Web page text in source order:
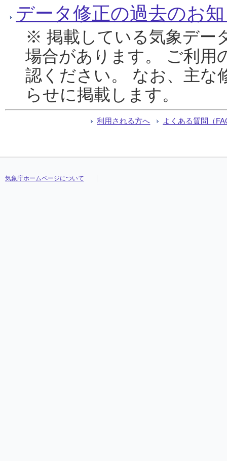
データ修正の過去のお
※ 掲載している気象デー
場合があります。 ご利用
認ください。 なお、主な
らせに掲載します。
利用される方へ よくある質問（
気象庁ホームページについて